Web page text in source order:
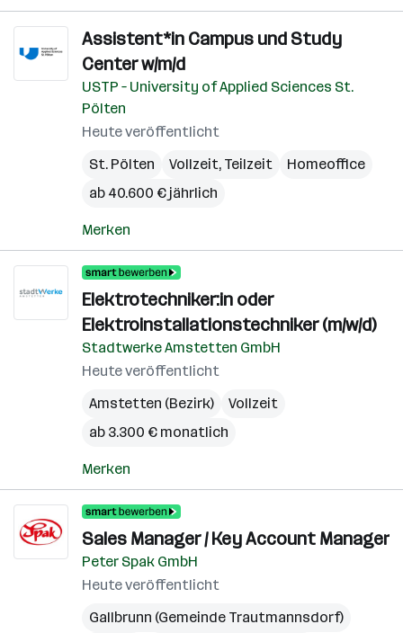
Assistent*in Campus und Study
Center w/m/d
USTP – University of Applied Sciences St.
Pölten
Heute veröffentlicht
St. Pölten
Vollzeit, Teilzeit
Homeoffice
ab 40.600 € jährlich
Merken
Elektrotechniker:in oder
Elektroinstallationstechniker (m/w/d)
Stadtwerke Amstetten GmbH
Heute veröffentlicht
Amstetten (Bezirk)
Vollzeit
ab 3.300 € monatlich
Merken
Sales Manager / Key Account Manager
Peter Spak GmbH
Heute veröffentlicht
Gallbrunn (Gemeinde Trautmannsdorf)